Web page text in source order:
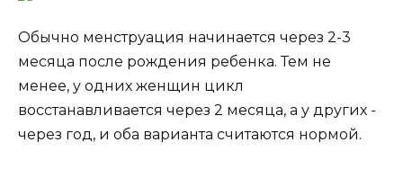
Обычно менструация начинается через 2-3
месяца после рождения ребенка. Тем не
менее, у одних женщин цикл
восстанавливается через 2 месяца, а у других ­
через год, и оба варианта считаются нормой.